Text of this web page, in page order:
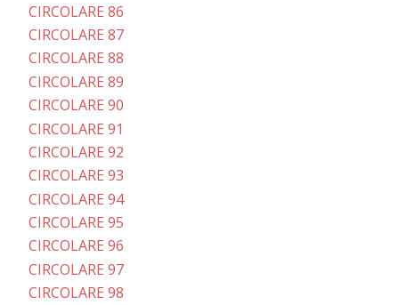
CIRCOLARE 86
CIRCOLARE 87
CIRCOLARE 88
CIRCOLARE 89
CIRCOLARE 90
CIRCOLARE 91
CIRCOLARE 92
CIRCOLARE 93
CIRCOLARE 94
CIRCOLARE 95
CIRCOLARE 96
CIRCOLARE 97
CIRCOLARE 98